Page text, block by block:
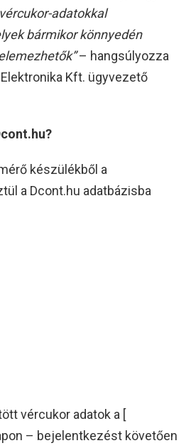
adatokkal
bármikor könnyedén
– hangsúlyozza
Kft. ügyvezető
készülékből a
a Dcont.hu adatbázisba
vércukor adatok a [
– bejelentkezést követően